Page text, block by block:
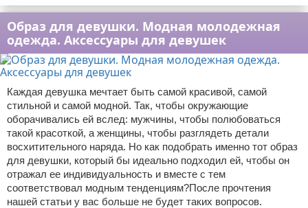
Образ для девушки. Модная молодежная
одежда. Аксессуары для девушек
Каждая девушка мечтает быть самой красивой, самой
стильной и самой модной. Так, чтобы окружающие
оборачивались ей вслед: мужчины, чтобы полюбоваться
такой красоткой, а женщины, чтобы разглядеть детали
восхитительного наряда. Но как подобрать именно тот образ
для девушки, который бы идеально подходил ей, чтобы он
отражал ее индивидуальность и вместе с тем
соответствовал модным тенденциям?После прочтения
нашей статьи у вас больше не будет таких вопросов.